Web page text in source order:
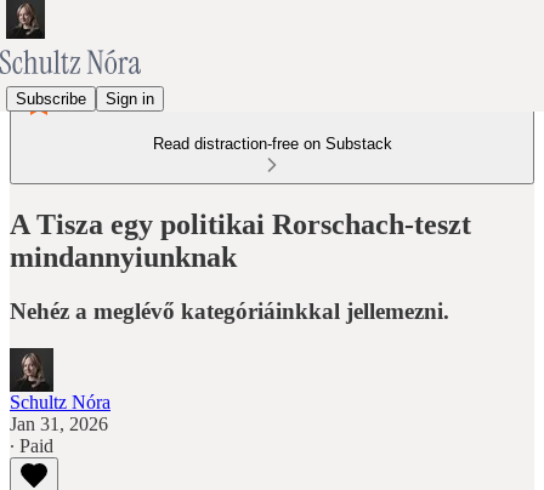
Subscribe Sign in
Read distraction-free on Substack
A Tisza egy politikai Rorschach-teszt
mindannyiunknak
Nehéz a meglévő kategóriáinkkal jellemezni.
Schultz Nóra
Jan 31, 2026
∙ Paid